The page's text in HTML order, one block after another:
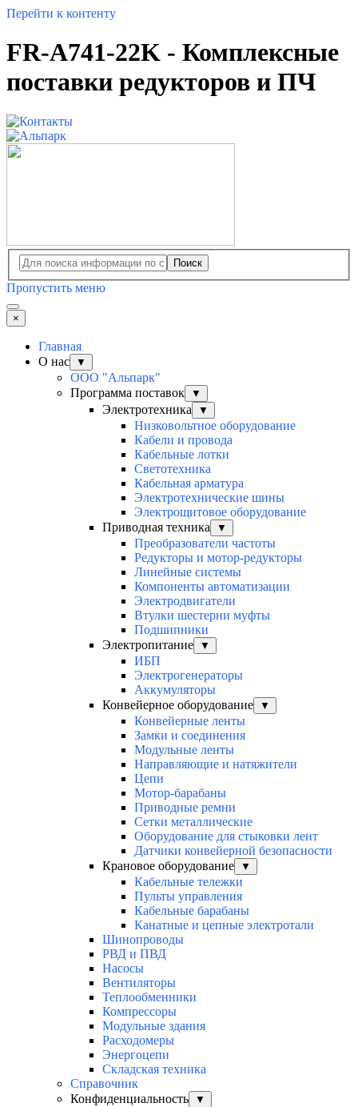
Перейти к контенту
FR-A741-22K - Комплексные
поставки редукторов и ПЧ
Поиск
Пропустить меню
×
Главная
О нас
▼
ООО "Альпарк"
Программа поставок
▼
Электротехника ▼
Низковольтное оборудование
Кабели и провода
Кабельные лотки
Светотехника
Кабельная арматура
Электротехнические шины
Электрощитовое оборудование
Приводная техника
▼
Преобразователи частоты
Редукторы и мотор-редукторы
Линейные системы
Компоненты автоматизации
Электродвигатели
Втулки шестерни муфты
Подшипники
Электропитание
▼
ИБП
Электрогенераторы
Аккумуляторы
Конвейерное оборудование
▼
Конвейерные ленты
Замки и соединения
Модульные ленты
Направляющие и натяжители
Цепи
Мотор-барабаны
Приводные ремни
Сетки металлические
Оборудование для стыковки лент
Датчики конвейерной безопасности
Крановое оборудование
▼
Кабельные тележки
Пульты управления
Кабельные барабаны
Канатные и цепные электротали
Шинопроводы
РВД и ПВД
Насосы
Вентиляторы
Теплообменники
Компрессоры
Модульные здания
Расходомеры
Энергоцепи
Складская техника
Справочник
Конфиденциальность
▼